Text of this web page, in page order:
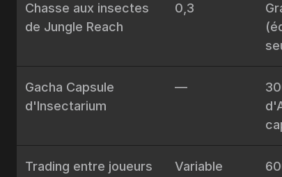
Chasse aux insectes
de Jungle Reach
0,3
Gacha Capsule
d'Insectarium
—
Trading entre joueurs Variable